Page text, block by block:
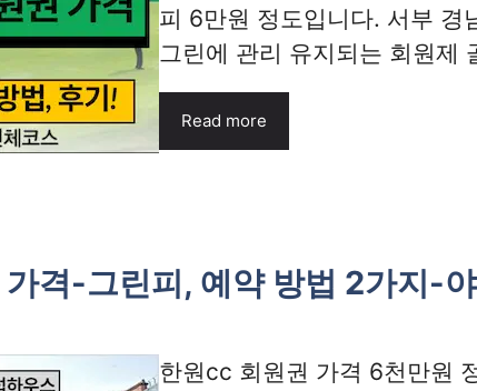
피 6만원 정도입니다. 서부 경
그린에 관리 유지되는 회원제
Read more
격-그린피, 예약 방법 2가지-
한원cc 회원권 가격 6천만원